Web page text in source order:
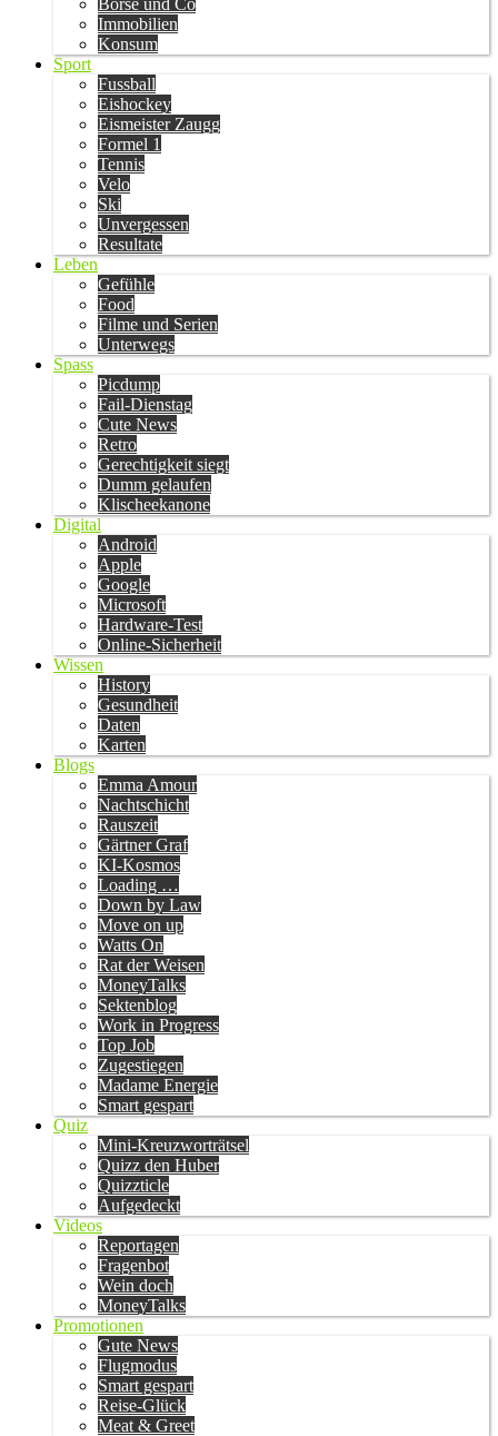
Börse und Co
Immobilien
Konsum
Sport
Fussball
Eishockey
Eismeister Zaugg
Formel 1
Tennis
Velo
Ski
Unvergessen
Resultate
Leben
Gefühle
Food
Filme und Serien
Unterwegs
Spass
Picdump
Fail-Dienstag
Cute News
Retro
Gerechtigkeit siegt
Dumm gelaufen
Klischeekanone
Digital
Android
Apple
Google
Microsoft
Hardware-Test
Online-Sicherheit
Wissen
History
Gesundheit
Daten
Karten
Blogs
Emma Amour
Nachtschicht
Rauszeit
Gärtner Graf
KI-Kosmos
Loading …
Down by Law
Move on up
Watts On
Rat der Weisen
MoneyTalks
Sektenblog
Work in Progress
Top Job
Zugestiegen
Madame Energie
Smart gespart
Quiz
Mini-Kreuzworträtsel
Quizz den Huber
Quizzticle
Aufgedeckt
Videos
Reportagen
Fragenbot
Wein doch
MoneyTalks
Promotionen
Gute News
Flugmodus
Smart gespart
Reise-Glück
Meat & Greet